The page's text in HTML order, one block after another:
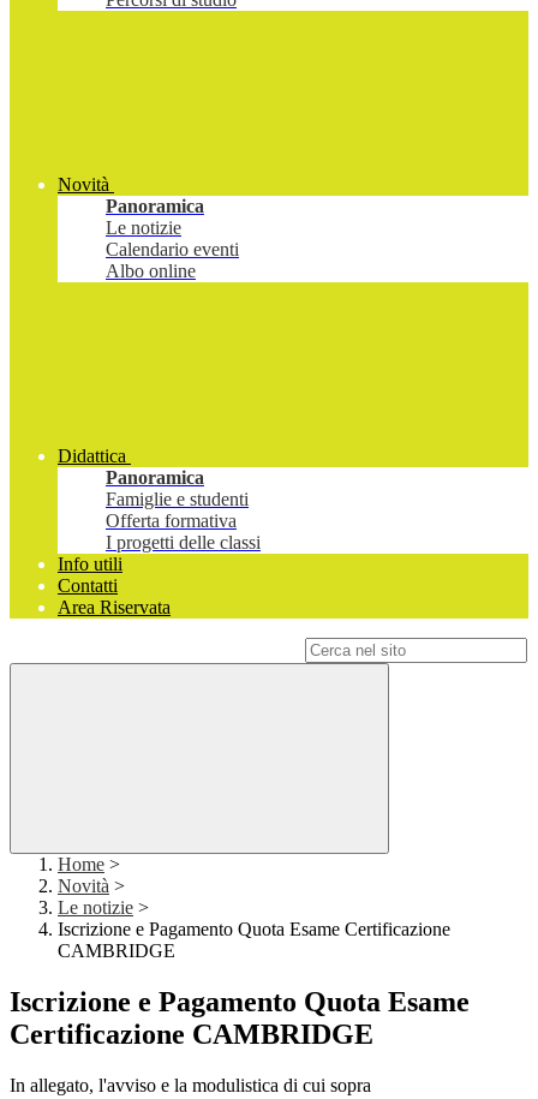
Novità
Panoramica
Le notizie
Calendario eventi
Albo online
Didattica
Panoramica
Famiglie e studenti
Offerta formativa
I progetti delle classi
Info utili
Contatti
Area Riservata
Home >
Novità >
Le notizie >
Iscrizione e Pagamento Quota Esame Certificazione
CAMBRIDGE
Iscrizione e Pagamento Quota Esame
Certificazione CAMBRIDGE
In allegato, l'avviso e la modulistica di cui sopra